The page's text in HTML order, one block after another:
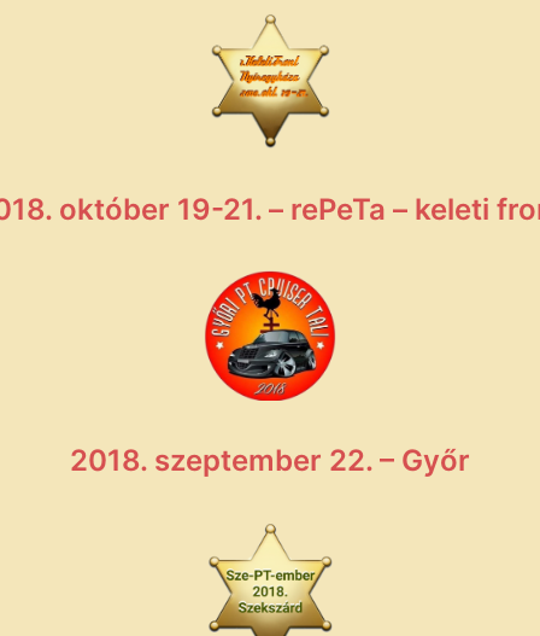
október 19-21. – rePeTa – keleti
2018. szeptember 22. – Győr